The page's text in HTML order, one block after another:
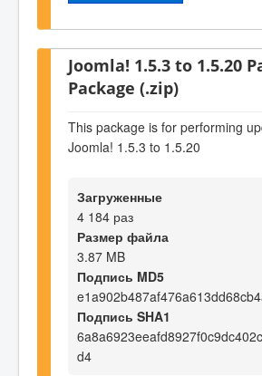
Joomla! 1.5.3 to 1.5.20
Package (.zip)
This package is for performing
Joomla! 1.5.3 to 1.5.20
Загруженные
4 184 раз
Размер файла
3.87 MB
Подпись MD5
Подпись SHA1
d4